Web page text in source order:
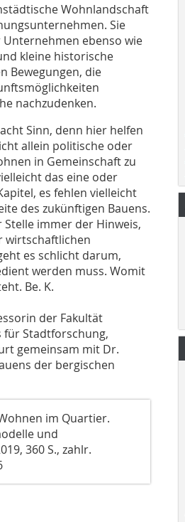
Wohnlandschaft
Sie
ebenso wie
kleine historische
Bewegungen, die
nachzudenken.
Sinn, denn hier helfen
allein politische oder
in Gemeinschaft zu
das eine oder
es fehlen vielleicht
des zukünftigen Bauens.
immer der Hinweis,
wirtschaftlichen
es schlicht darum,
werden muss. Womit
Be. K.
der Fakultät
Stadtforschung,
gemeinsam mit Dr.
der bergischen
im Quartier.
und
360 S., zahlr.